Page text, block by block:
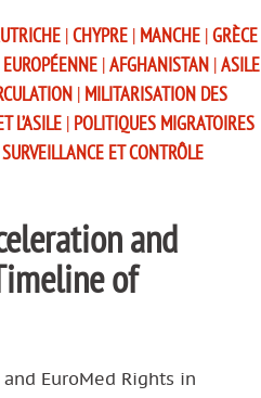
|CHYPRE | MANCHE |GRÈCE
|AFGHANISTAN |ASILE
| MILITARISATION DES
L’ASILE | POLITIQUES MIGRATOIRES
SURVEILLANCE ET CONTRÔLE
and
of
EuroMed Rights in